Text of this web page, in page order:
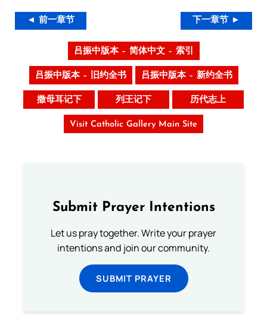
◄ 前一章节 下一章节 ►
吕振中版本 – 简体中文 – 索引
吕振中版本 – 旧约全书 吕振中版本 – 新约全书
撒母耳记下 列王记下 历代志上
Visit Catholic Gallery Main Site
Submit Prayer Intentions
Let us pray together. Write your prayer
intentions and join our community.
SUBMIT PRAYER